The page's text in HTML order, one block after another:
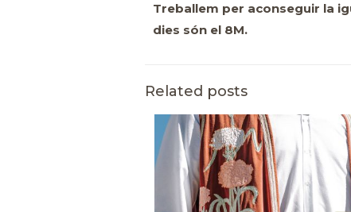
Treballem per aconseguir la
dies són el 8M.
Related posts